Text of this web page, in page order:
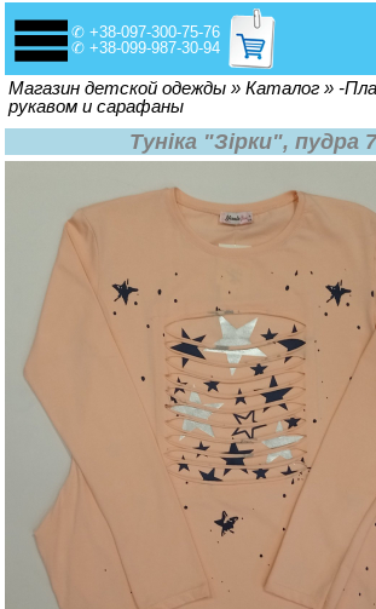
✆ +38-097-300-75-76
✆ +38-099-987-30-94
Вы здесь
Магазин детской одежды » Каталог » -
рукавом и сарафаны
Туніка "Зірки", пудра